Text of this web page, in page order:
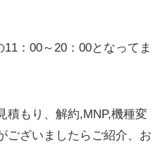
：00～20：00となってま
積もり、解約,MNP,機種変
ございましたらご紹介、お